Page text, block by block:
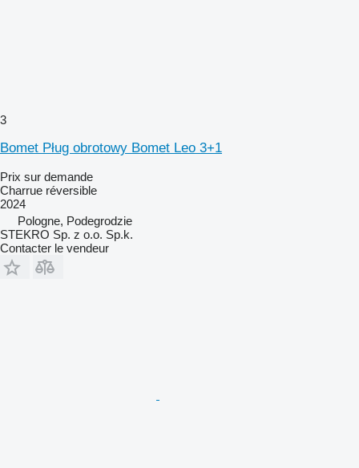
3
Bomet Pług obrotowy Bomet Leo 3+1
Prix sur demande
Charrue réversible
2024
Pologne, Podegrodzie
STEKRO Sp. z o.o. Sp.k.
Contacter le vendeur